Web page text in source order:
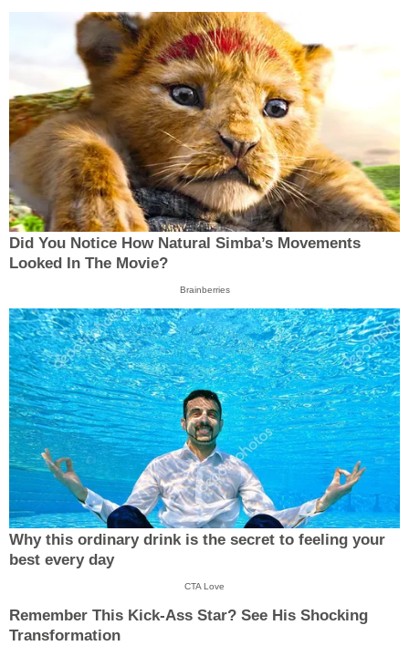
Did You Notice How Natural Simba’s Movements
Looked In The Movie?
Brainberries
Why this ordinary drink is the secret to feeling your
best every day
CTA Love
Remember This Kick-Ass Star? See His Shocking
Transformation